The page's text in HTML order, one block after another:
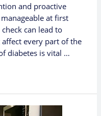
and proactive
at first
can lead to
every part of the
diabetes is vital …